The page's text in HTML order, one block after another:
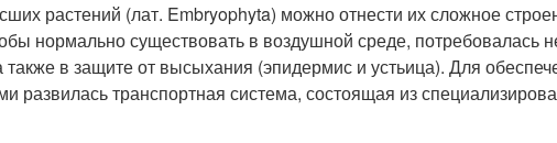
растений (лат. Embryophyta) можно отнести их сложное
нормально существовать в воздушной среде, потребовалась
в защите от высыхания (эпидермис и устьица). Для
развилась транспортная система, состоящая из